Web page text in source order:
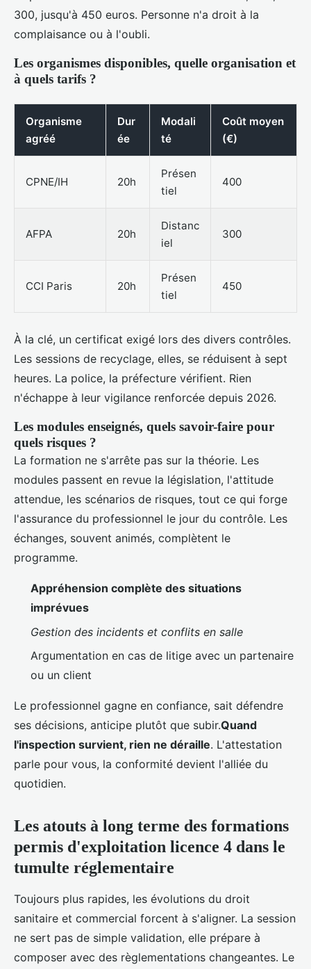
300, jusqu'à 450 euros. Personne n'a droit à la
complaisance ou à l'oubli.
Les organismes disponibles, quelle organisation et
à quels tarifs ?
Organisme
agréé
Dur
ée
Modali
té
Coût moyen
(€)
CPNE/IH 20h
Présen
tiel
400
AFPA 20h
Distanc
iel
300
CCI Paris 20h
Présen
tiel
450
À la clé, un certificat exigé lors des divers contrôles.
Les sessions de recyclage, elles, se réduisent à sept
heures. La police, la préfecture vérifient. Rien
n'échappe à leur vigilance renforcée depuis 2026.
Les modules enseignés, quels savoir-faire pour
quels risques ?
La formation ne s'arrête pas sur la théorie. Les
modules passent en revue la législation, l'attitude
attendue, les scénarios de risques, tout ce qui forge
l'assurance du professionnel le jour du contrôle. Les
échanges, souvent animés, complètent le
programme.
Appréhension complète des situations
imprévues
Gestion des incidents et conflits en salle
Argumentation en cas de litige avec un partenaire
ou un client
Le professionnel gagne en confiance, sait défendre
ses décisions, anticipe plutôt que subir.Quand
l'inspection survient, rien ne déraille. L'attestation
parle pour vous, la conformité devient l'alliée du
quotidien.
Les atouts à long terme des formations
permis d'exploitation licence 4 dans le
tumulte réglementaire
Toujours plus rapides, les évolutions du droit
sanitaire et commercial forcent à s'aligner. La session
ne sert pas de simple validation, elle prépare à
composer avec des règlementations changeantes. Le